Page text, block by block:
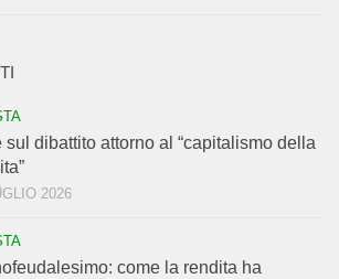
sul dibattito attorno al “capitalismo della
2026
come la rendita ha